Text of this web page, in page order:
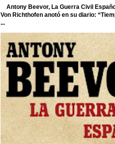
Antony Beevor, La Guerra Civil
Von Richthofen anotó en su diario:
...